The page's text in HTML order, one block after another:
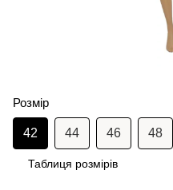
Розмір
42 44 46 48
Таблиця розмірів